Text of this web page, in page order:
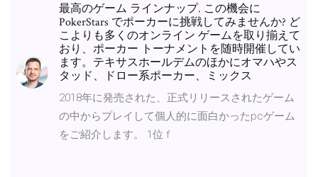
最高のゲーム ラインナップ. この機会に
PokerStars でポーカーに挑戦してみませんか? ど
こよりも多くのオンライン ゲームを取り揃えて
おり、ポーカー トーナメントを随時開催してい
ます。テキサスホールデムのほかにオマハやス
タッド、ドロー系ポーカー、ミックス
2018年に発売された、正式リリースされたゲーム
の中からプレイして個人的に面白かったpcゲーム
をご紹介します。 1位 f